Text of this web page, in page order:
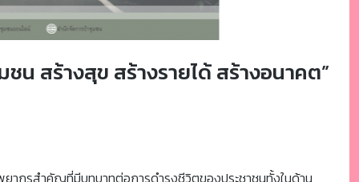
สร้างสุข สร้างรายได้ สร้างอนาคต”
ากรสำคัญที่มีบทบาทต่อการดำรงชีวิตของประชาชนทั้งในด้าน